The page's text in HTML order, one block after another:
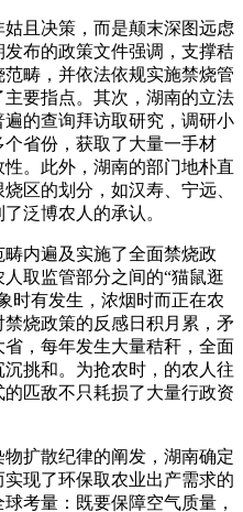
且决策，而是颠末深图远虑
布的政策文件强调，支撑秸
畴，并依法依规实施禁烧管
要指点。其次，湖南的立法
的查询拜访取研究，调研小
省份，获取了大量一手材
。此外，湖南的部门地朴直
区的划分，如汉寿、宁远、
泛博农人的承认。
内遍及实施了全面禁烧政
取监管部分之间的“猫鼠逛
时有发生，浓烟时而正在农
烧政策的反感日积月累，矛
，每年发生大量秸秆，全面
挑和。为抢农时，的农人往
匹敌不只耗损了大量行政资
扩散纪律的阐发，湖南确定
现了环保取农业出产需求的
考量：既要保障空气质量，